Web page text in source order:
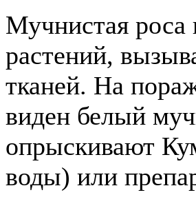
Мучнистая роса
растений,
тканей. На
виден белый
опрыскивают
воды) или